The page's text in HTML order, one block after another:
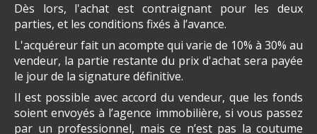
Dès lors, l'achat est contraignant pour les deux
parties, et les conditions fixés à l’avance.
L'acquéreur fait un acompte qui varie de 10% à 30% au
vendeur, la partie restante du prix d'achat sera payée
le jour de la signature définitive.
Il est possible avec accord du vendeur, que les fonds
soient envoyés à l’agence immobilière, si vous passez
par un professionnel, mais ce n’est pas la coutume